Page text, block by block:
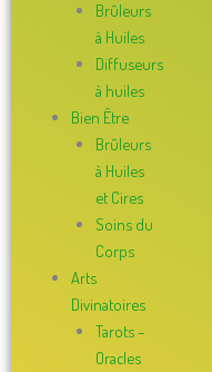
Brûleurs
à Huiles
Diffuseurs
à huiles
Bien Être
Brûleurs
à Huiles
et Cires
Soins du
Corps
Arts
Divinatoires
Tarots –
Oracles